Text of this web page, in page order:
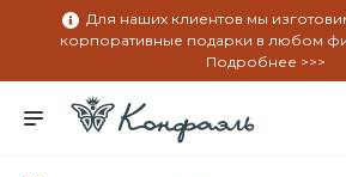
Для наших клиентов мы
корпоративные подарки в любом
Подробнее >>>